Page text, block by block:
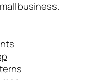
business.